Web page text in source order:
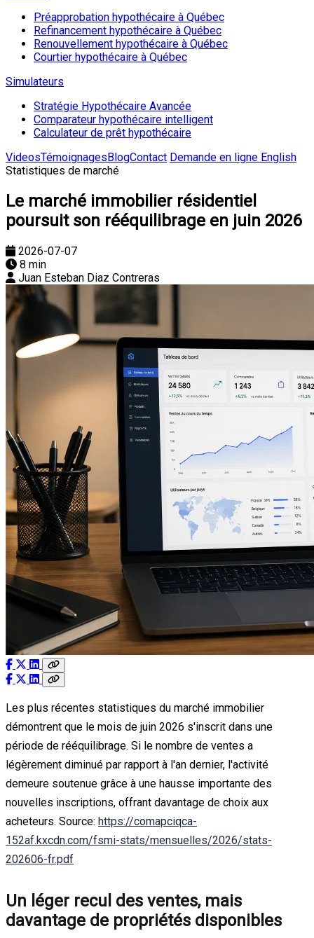
Préapprobation hypothécaire à Québec
Refinancement hypothécaire à Québec
Renouvellement hypothécaire à Québec
Courtier hypothécaire à Québec
Simulateurs
Stratégie Hypothécaire Avancée
Comparateur hypothécaire intelligent
Calculateur de prêt hypothécaire
VideosTémoignagesBlogContact Demande en ligne English
Statistiques de marché
Le marché immobilier résidentiel
poursuit son rééquilibrage en juin 2026
2026-07-07
8 min
Juan Esteban Diaz Contreras
Les plus récentes statistiques du marché immobilier
démontrent que le mois de juin 2026 s'inscrit dans une
période de rééquilibrage. Si le nombre de ventes a
légèrement diminué par rapport à l'an dernier, l'activité
demeure soutenue grâce à une hausse importante des
nouvelles inscriptions, offrant davantage de choix aux
acheteurs. Source: https://comapciqca-
152af.kxcdn.com/fsmi-stats/mensuelles/2026/stats-
202606-fr.pdf
Un léger recul des ventes, mais
davantage de propriétés disponibles